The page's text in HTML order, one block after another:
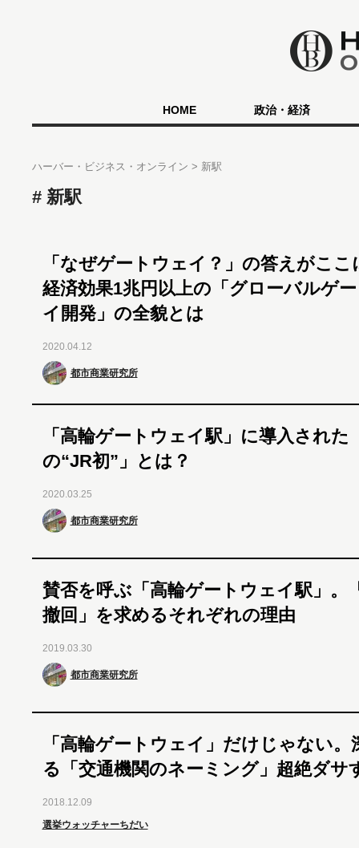
HOME 政治・経済
ハーバー・ビジネス・オンライン 新駅
新駅
「なぜゲートウェイ？」の答えがこ
経済効果1兆円以上の「グローバルゲ
イ開発」の全貌とは
2020.04.12
都市商業研究所
「高輪ゲートウェイ駅」に導入された
の“JR初”」とは？
2020.03.25
都市商業研究所
賛否を呼ぶ「高輪ゲートウェイ駅」。
撤回」を求めるそれぞれの理由
2019.03.30
都市商業研究所
「高輪ゲートウェイ」だけじゃない。
る「交通機関のネーミング」超絶ダサ
2018.12.09
選挙ウォッチャーちだい